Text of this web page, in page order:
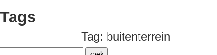
Tags
Tag: buitenterrein